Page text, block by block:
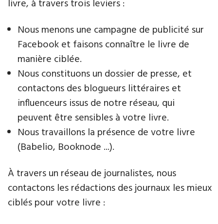
livre​, à travers trois leviers :
Nous menons une campagne de publicité sur
Facebook et faisons connaître le livre de
manière ciblée.
Nous constituons un dossier de presse, et
contactons des blogueurs littéraires et
influenceurs issus de notre réseau, qui
peuvent être sensibles à votre livre.
Nous travaillons la présence de votre livre
(Babelio, Booknode ...).
À travers un réseau de journalistes, nous
contactons les rédactions des journaux les mieux
ciblés pour votre livre :